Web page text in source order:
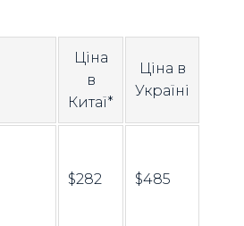
Ціна
в
Китаї*
Ціна в
Україні
$282 $485